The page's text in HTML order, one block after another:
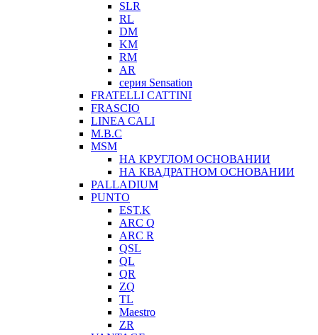
SLR
RL
DM
KM
RM
AR
серия Sensation
FRATELLI CATTINI
FRASCIO
LINEA CALI
M.B.C
MSM
НА КРУГЛОМ ОСНОВАНИИ
НА КВАДРАТНОМ ОСНОВАНИИ
PALLADIUM
PUNTO
EST.K
ARC Q
ARC R
QSL
QL
QR
ZQ
TL
Maestro
ZR